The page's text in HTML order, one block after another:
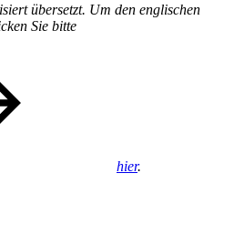
übersetzt. Um den englischen
Sie bitte
hier.